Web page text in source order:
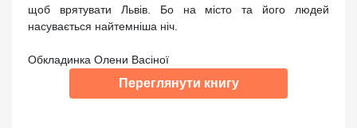
щоб врятувати Львів. Бо на місто та його людей
насувається найтемніша ніч.
Обкладинка Олени Васіної
Переглянути книгу